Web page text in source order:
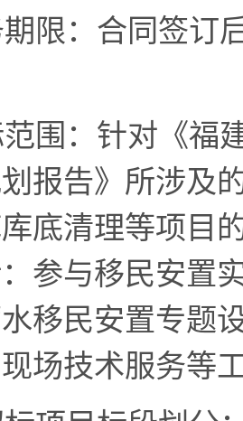
限：合同签订
围： 针对《福
报告》所涉及
底清理等项目
参与移民安置
移民安置专题
场技术服务等